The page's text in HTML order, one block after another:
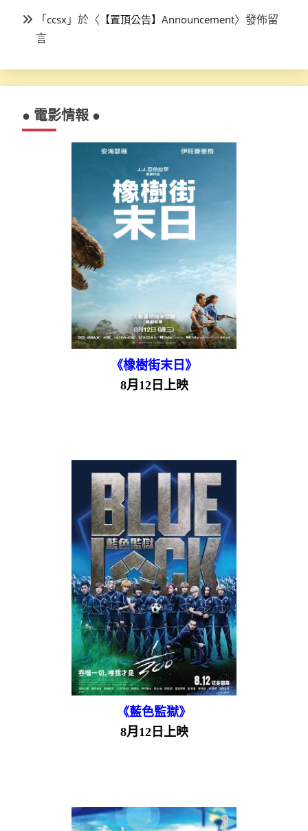
「ccsx 」於〈 【置頂公告】Announcement〉發佈留
言
● 電影情報 ●
《橡樹街末日》
8月12日上映
《藍色監獄》
8月12日上映